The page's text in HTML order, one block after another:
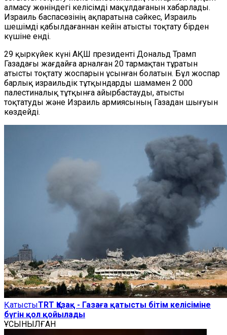
алмасу жөніндегі келісімді мақұлдағанын хабарлады.
Израиль баспасөзінің ақпаратына сәйкес, Израиль
шешімді қабылдағаннан кейін атысты тоқтату бірден
күшіне енді.
29 қыркүйек күні АҚШ президенті Дональд Трамп
Газадағы жағдайға арналған 20 тармақтан тұратын
атысты тоқтату жоспарын ұсынған болатын. Бұл жоспар
барлық израильдік тұтқындарды шамамен 2 000
палестиналық тұтқынға айырбастауды, атысты
тоқтатуды және Израиль армиясының Газадан шығуын
көздейді.
ҚатыстыTRT Қазақ - Газаға қатысты бітім келісіміне
бүгін қол қойылады
ҰСЫНЫЛҒАН